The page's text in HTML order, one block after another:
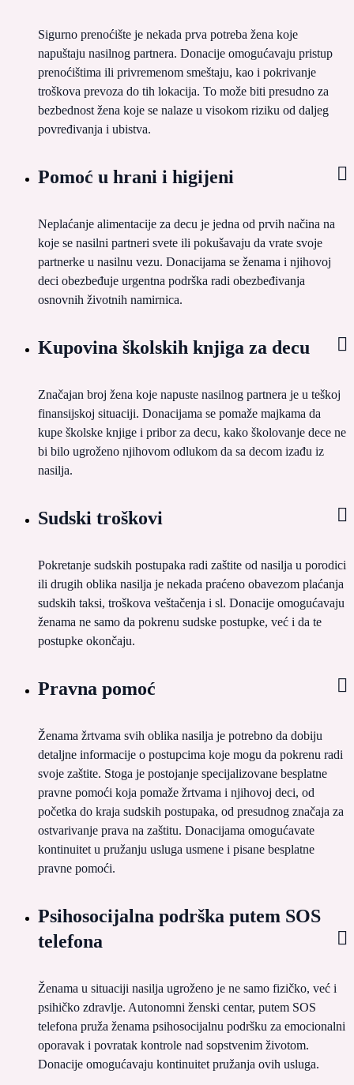
Sigurno prenoćište je nekada prva potreba žena koje
napuštaju nasilnog partnera. Donacije omogućavaju pristup
prenoćištima ili privremenom smeštaju, kao i pokrivanje
troškova prevoza do tih lokacija. To može biti presudno za
bezbednost žena koje se nalaze u visokom riziku od daljeg
povređivanja i ubistva.
Pomoć u hrani i higijeni
Neplaćanje alimentacije za decu je jedna od prvih načina na
koje se nasilni partneri svete ili pokušavaju da vrate svoje
partnerke u nasilnu vezu. Donacijama se ženama i njihovoj
deci obezbeđuje urgentna podrška radi obezbeđivanja
osnovnih životnih namirnica.
Kupovina školskih knjiga za decu
Značajan broj žena koje napuste nasilnog partnera je u teškoj
finansijskoj situaciji. Donacijama se pomaže majkama da
kupe školske knjige i pribor za decu, kako školovanje dece ne
bi bilo ugroženo njihovom odlukom da sa decom izađu iz
nasilja.
Sudski troškovi
Pokretanje sudskih postupaka radi zaštite od nasilja u porodici
ili drugih oblika nasilja je nekada praćeno obavezom plaćanja
sudskih taksi, troškova veštačenja i sl. Donacije omogućavaju
ženama ne samo da pokrenu sudske postupke, već i da te
postupke okončaju.
Pravna pomoć
Ženama žrtvama svih oblika nasilja je potrebno da dobiju
detaljne informacije o postupcima koje mogu da pokrenu radi
svoje zaštite. Stoga je postojanje specijalizovane besplatne
pravne pomoći koja pomaže žrtvama i njihovoj deci, od
početka do kraja sudskih postupaka, od presudnog značaja za
ostvarivanje prava na zaštitu. Donacijama omogućavate
kontinuitet u pružanju usluga usmene i pisane besplatne
pravne pomoći.
Psihosocijalna podrška putem SOS
telefona
Ženama u situaciji nasilja ugroženo je ne samo fizičko, već i
psihičko zdravlje. Autonomni ženski centar, putem SOS
telefona pruža ženama psihosocijalnu podršku za emocionalni
oporavak i povratak kontrole nad sopstvenim životom.
Donacije omogućavaju kontinuitet pružanja ovih usluga.